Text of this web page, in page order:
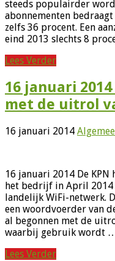
steeds populairder
abonnementen
zelfs 36 procent. Een
eind 2013 slechts 8
Lees Verder
16 januari
met de uitrol
16 januari 2014
16 januari 2014 De
het bedrijf in April 2014
landelijk WiFi-netwerk.
een woordvoerder van
al begonnen met de
waarbij gebruik wordt
Lees Verder